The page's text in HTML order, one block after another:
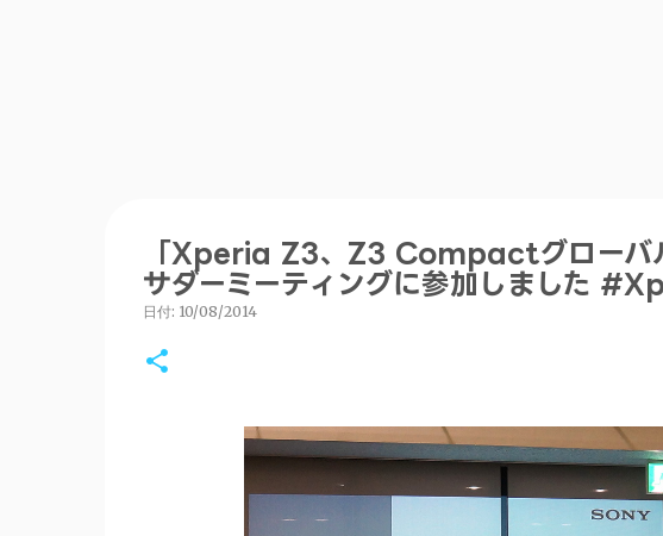
「Xperia Z3、Z3 Compactグローバ
サダーミーティングに参加しました
日付: 10/08/2014